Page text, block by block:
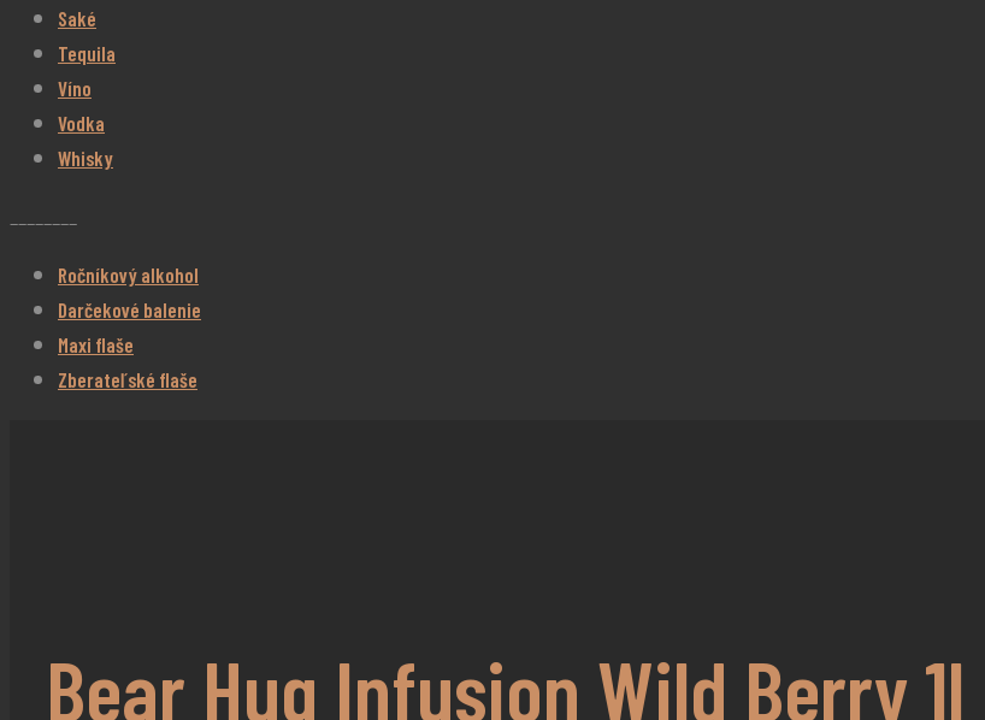
Saké
Tequila
Víno
Vodka
Whisky
Ročníkový alkohol
Darčekové balenie
Maxi flaše
Zberateľské flaše
Bear Hug Infusion Wild Berry 1l